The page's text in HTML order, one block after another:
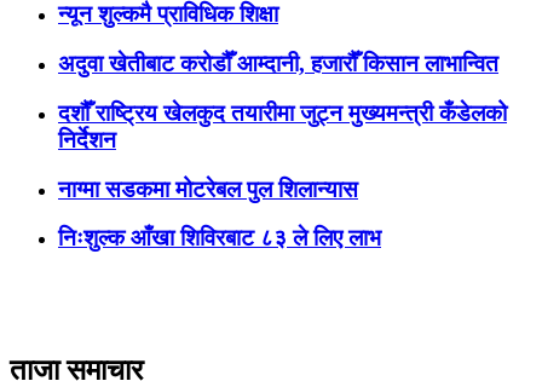
न्यून शुल्कमै प्राविधिक शिक्षा
अदुवा खेतीबाट करोडौँ आम्दानी, हजारौँ किसान लाभान्वित
दशौँ राष्ट्रिय खेलकुद तयारीमा जुट्न मुख्यमन्त्री कँडेलको
निर्देशन
नाग्मा सडकमा मोटरेबल पुल शिलान्यास
निःशुल्क आँखा शिविरबाट ८३ ले लिए लाभ
ताजा समाचार